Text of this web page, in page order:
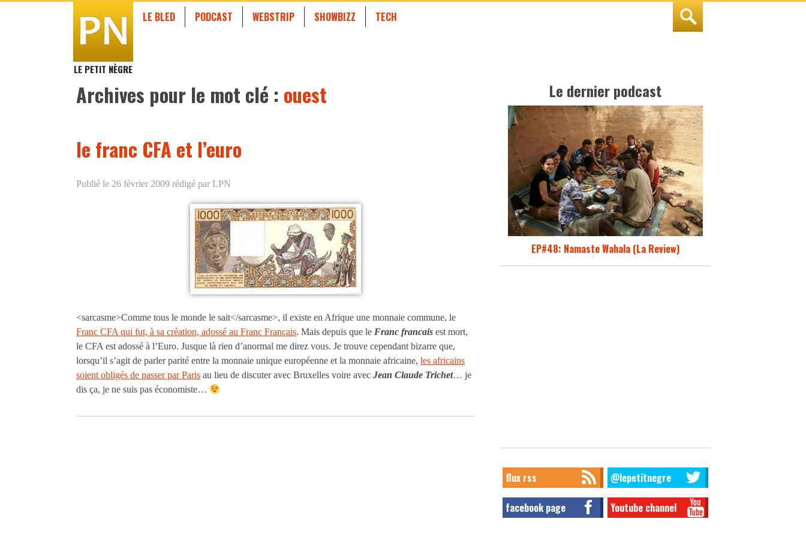
LE PETIT NÈGRE
LE BLED PODCAST WEBSTRIP SHOWBIZZ TECH
Archives pour le mot clé : ouest
le franc CFA et l’euro
Publié le 26 février 2009 rédigé par LPN
<sarcasme>Comme tous le monde le sait</sarcasme>, il existe en Afrique une monnaie commune, le
Franc CFA qui fut, à sa création, adossé au Franc Français. Mais depuis que le Franc francais est mort,
le CFA est adossé à l’Euro. Jusque là rien d’anormal me direz vous. Je trouve cependant bizarre que,
lorsqu’il s’agit de parler parité entre la monnaie unique européenne et la monnaie africaine, les africains
soient obligés de passer par Paris au lieu de discuter avec Bruxelles voire avec Jean Claude Trichet… je
dis ça, je ne suis pas économiste…
Le dernier podcast
EP#48: Namaste Wahala (La Review)
flux rss @lepetitnegre
facebook page Youtube channel